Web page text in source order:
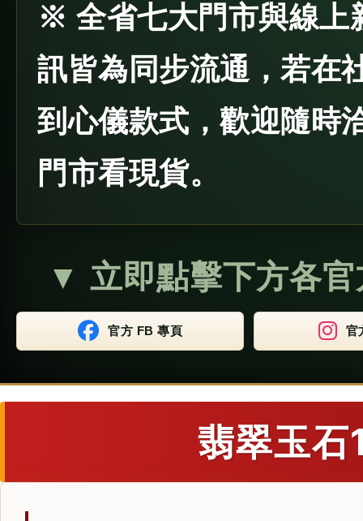
※ 全省七大門市與線上
訊皆為同步流通，若在
到心儀款式，歡迎隨時
門市看現貨。
▼ 立即點擊下方各
官方 FB 專頁 官
翡翠玉